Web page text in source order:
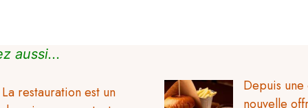
aussi...
La restauration est un
Depuis
nouvelle